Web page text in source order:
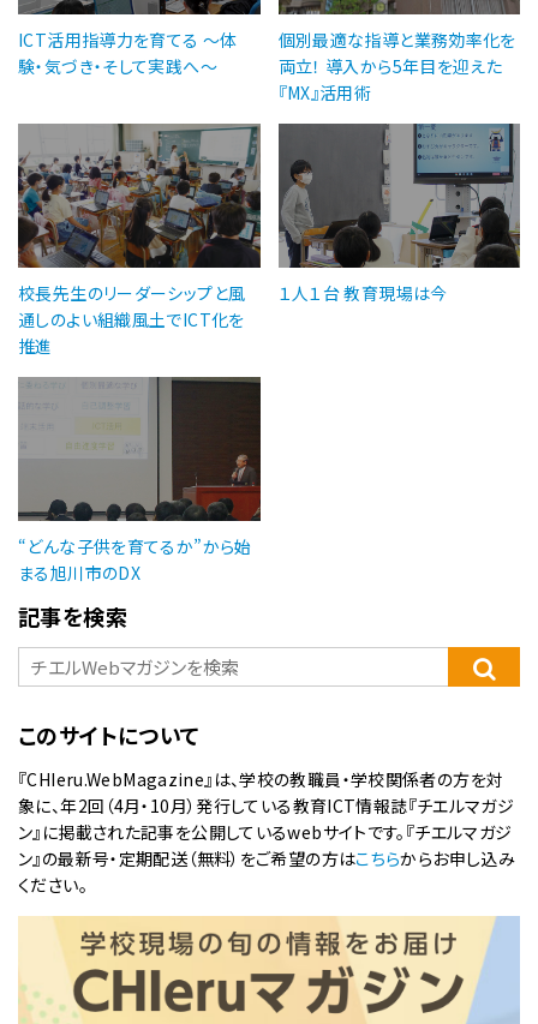
ICT活用指導力を育てる ～体
験・気づき・そして実践へ～
個別最適な指導と業務効率化を
両立！ 導入から5年目を迎えた
『MX』活用術
校長先生のリーダーシップと風
通しのよい組織風土でICT化を
推進
１人１台 教育現場は今
“どんな子供を育てるか”から始
まる旭川市のDX
記事を検索
このサイトについて
『CHIeru.WebMagazine』は、学校の教職員・学校関係者の方を対
象に、年2回（4月・10月）発行している教育ICT情報誌『チエルマガジ
ン』に掲載された記事を公開しているwebサイトです。『チエルマガジ
ン』の最新号・定期配送（無料）をご希望の方はこちらからお申し込み
ください。